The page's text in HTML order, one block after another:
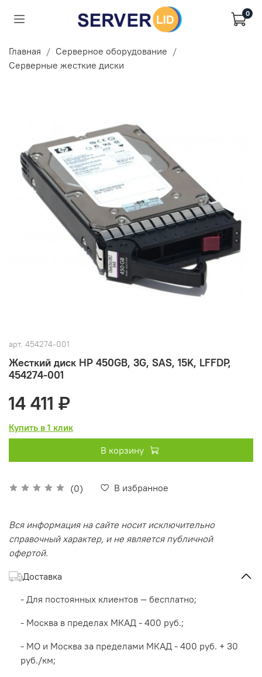
0
Главная
Серверное оборудование
Серверные жесткие диски
арт. 454274-001
Жесткий диск HP 450GB, 3G, SAS, 15K, LFFDP,
454274-001
(0) В избранное
14 411 ₽
Купить в 1 клик
В корзину
Вся информация на сайте носит исключительно
справочный характер, и не является публичной
офертой.
Доставка
- Для постоянных клиентов — бесплатно;
- Москва в пределах МКАД - 400 руб.;
- МО и Москва за пределами МКАД - 400 руб. + 30
руб./км;